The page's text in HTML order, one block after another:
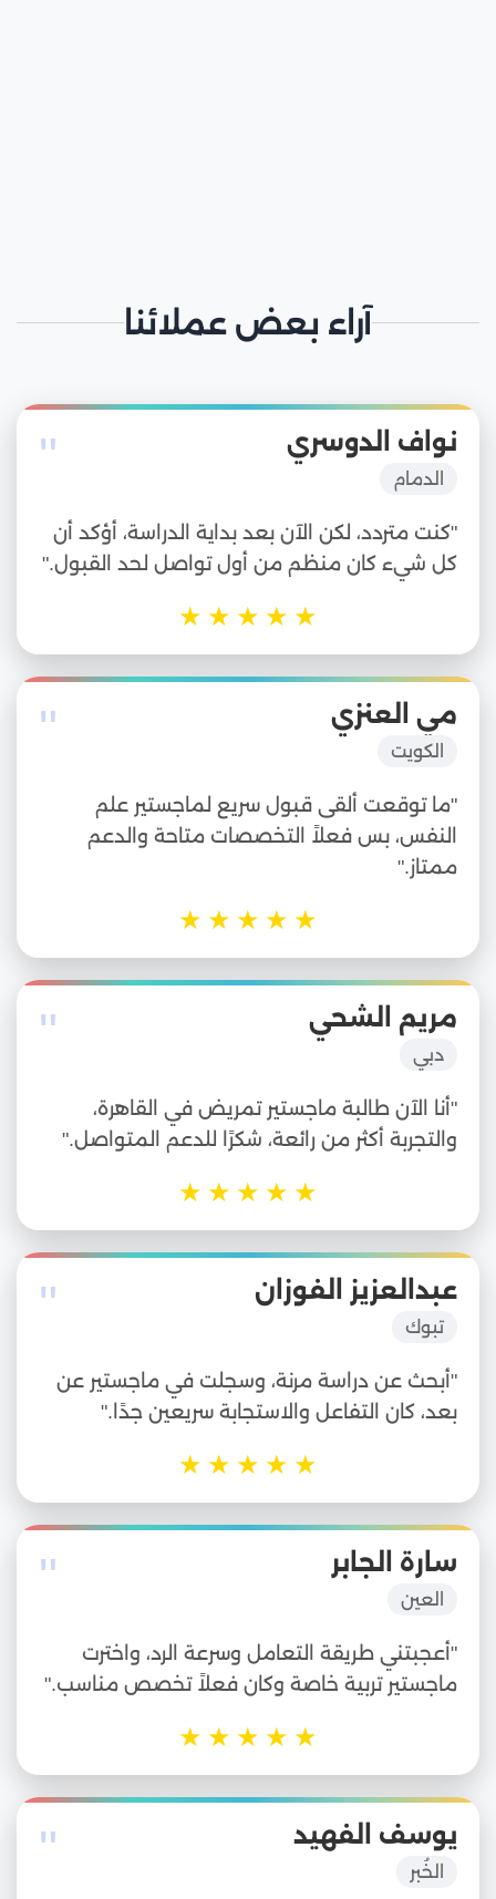
آراء بعض عملائنا
" نواف الدوسري
الدمام
"كنت متردد، لكن الآن بعد بداية الدراسة، أؤكد أن
كل شيء كان منظم من أول تواصل لحد القبول."
★
★
★
★
★
" مي العنزي
الكويت
"ما توقعت ألقى قبول سريع لماجستير علم
النفس، بس فعلاً التخصصات متاحة والدعم
ممتاز."
★
★
★
★
★
" مريم الشحي
دبي
"أنا الآن طالبة ماجستير تمريض في القاهرة،
والتجربة أكثر من رائعة، شكرًا للدعم المتواصل."
★
★
★
★
★
" عبدالعزيز الفوزان
تبوك
"أبحث عن دراسة مرنة، وسجلت في ماجستير عن
بعد، كان التفاعل والاستجابة سريعين جدًا."
★
★
★
★
★
" سارة الجابر
العين
"أعجبتني طريقة التعامل وسرعة الرد، واخترت
ماجستير تربية خاصة وكان فعلاً تخصص مناسب."
★
★
★
★
★
" يوسف الفهيد
الخُبر